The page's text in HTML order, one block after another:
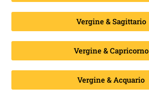
Vergine & Sagittario
Vergine & Capricorno
Vergine & Acquario